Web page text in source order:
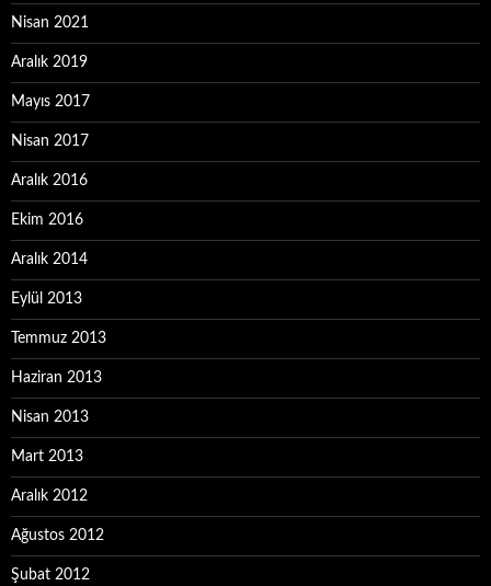
Nisan 2021
Aralık 2019
Mayıs 2017
Nisan 2017
Aralık 2016
Ekim 2016
Aralık 2014
Eylül 2013
Temmuz 2013
Haziran 2013
Nisan 2013
Mart 2013
Aralık 2012
Ağustos 2012
Şubat 2012